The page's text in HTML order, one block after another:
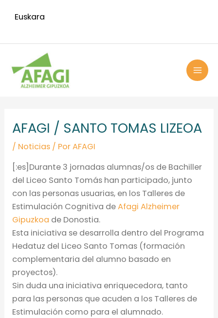
Euskara
AFAGI / SANTO TOMAS LIZEOA
/ Noticias / PorAFAGI
[:es] Durante 3 jornadas alumnas/os de Bachiller
del Liceo Santo Tomás han participado, junto
con las personas usuarias, en los Talleres de
Estimulación Cognitiva deAfagi Alzheimer
Gipuzkoa de Donostia.
Esta iniciativa se desarrolla dentro del Programa
Hedatuz del Liceo Santo Tomas (formación
complementaria del alumno basado en
proyectos).
Sin duda una iniciativa enriquecedora, tanto
para las personas que acuden a los Talleres de
Estimulación como para el alumnado.
entradas